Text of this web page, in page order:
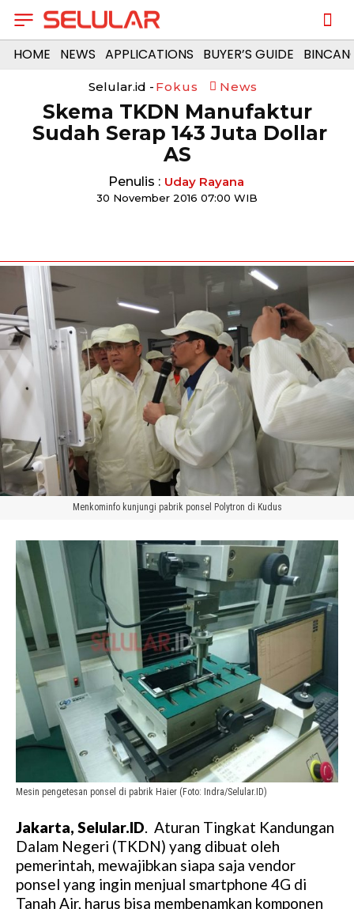
HOME NEWS APPLICATIONS BUYER’S GUIDE
Selular.id - Fokus News
​Skema TKDN Manufaktur
Sudah Serap 143 Juta Dollar
AS
Penulis : Uday Rayana
30 November 2016 07:00 WIB
Menkominfo kunjungi pabrik ponsel Polytron di Kudus
Mesin pengetesan ponsel di pabrik Haier (Foto: Indra/Selular.ID)
Jakarta, Selular.ID. Aturan Tingkat Kandungan
Dalam Negeri (TKDN) yang dibuat oleh
pemerintah, mewajibkan siapa saja vendor
ponsel yang ingin menjual smartphone 4G di
Tanah Air, harus bisa membenamkan komponen